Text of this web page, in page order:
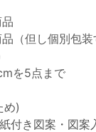
（但し個別包装
を5点まで
め)
付き図案・図